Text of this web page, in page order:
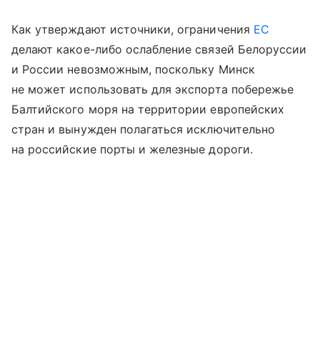
Как утверждают источники, ограничения ЕС
делают какое-либо ослабление связей Белоруссии
и России невозможным, поскольку Минск
не может использовать для экспорта побережье
Балтийского моря на территории европейских
стран и вынужден полагаться исключительно
на российские порты и железные дороги.